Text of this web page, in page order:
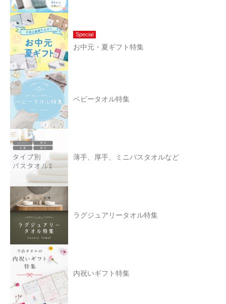
Special
お中元・夏ギフト特集
ベビータオル特集
薄手、厚手、ミニバスタオルなど
ラグジュアリータオル特集
内祝いギフト特集